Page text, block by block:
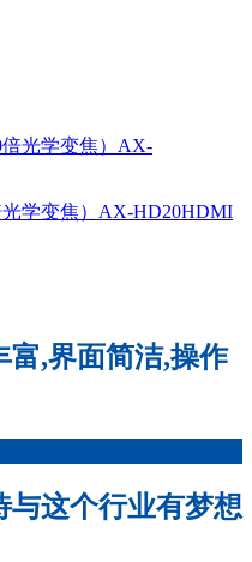
学变焦）AX-HD20HDMI
富,界面简洁,操作
与这个行业有梦想